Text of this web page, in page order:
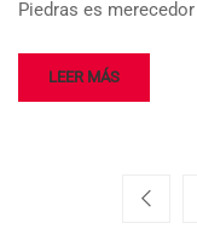
Piedras es
LEER MÁS